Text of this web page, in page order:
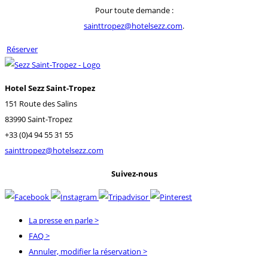
Pour toute demande :
sainttropez@hotelsezz.com.
Réserver
Hotel Sezz Saint-Tropez
151 Route des Salins
83990 Saint-Tropez
+33 (0)4 94 55 31 55
sainttropez@hotelsezz.com
Suivez-nous
La presse en parle>
FAQ>
Annuler, modifier la réservation >